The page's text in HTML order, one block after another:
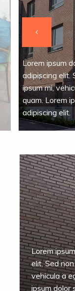
Projects
The
News
Agenda
Last
image
Lorem ipsum
adipiscing elit.
ipsum mi,
quam. Lorem
adipiscing elit.
Lorem
elit. Sed
vehicula a
ipsum dolor